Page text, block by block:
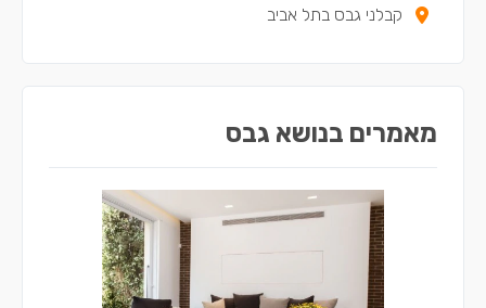
קבלני גבס בתל אביב
מאמרים בנושא גבס